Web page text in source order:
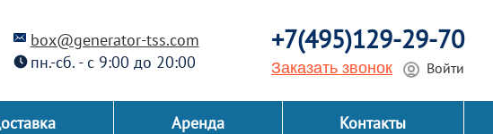
box@generator-tss.com
пн.-сб. - с 9:00 до 20:00
+7(495)129-29-70
Заказать звонок Войти
Аренда Контакты